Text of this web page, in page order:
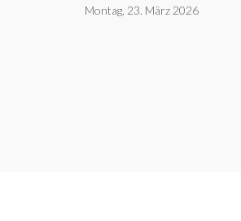
Montag, 23. März 2026